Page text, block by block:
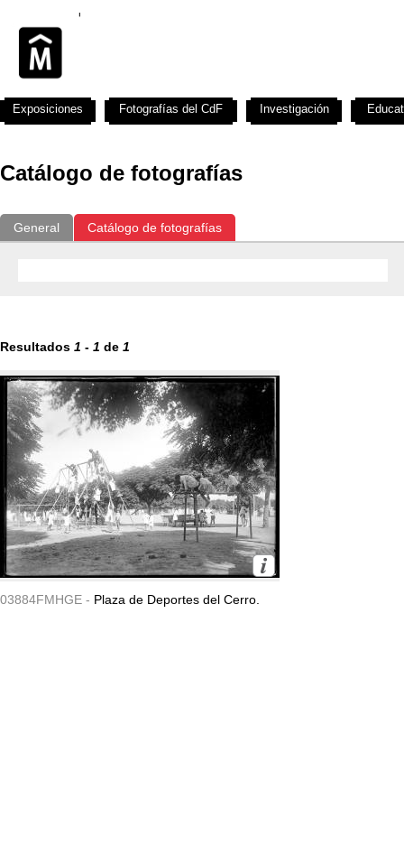
Catálogo de fotografías
General Catálogo de fotografías
Resultados 1 - 1 de 1
03884FMHGE - Plaza de Deportes del Cerro.
Exposiciones Fotografías del CdF Investigación